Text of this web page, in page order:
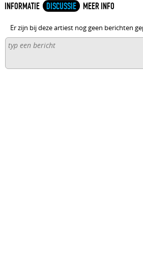
INFORMATIE DISCUSSIE MEER INFO
Er zijn bij deze artiest nog geen berichten